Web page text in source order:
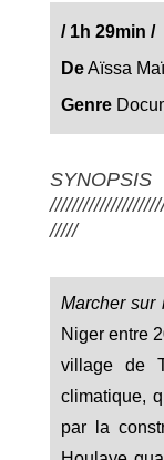
/1h 29min /
DeAïssa
Genre
SYNOPSIS
/////
Marcher sur
Niger entre
village de
climatique,
par la